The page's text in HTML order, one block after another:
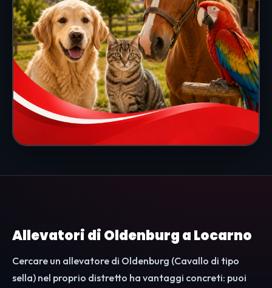
Allevatori di Oldenburg a Locarno
Cercare un allevatore di Oldenburg (Cavallo di tipo
sella) nel proprio distretto ha vantaggi concreti: puoi